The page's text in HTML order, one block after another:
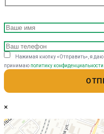
Нажимая кнопку «Отправить», я даю
принимаю политику конфиденциальности
×